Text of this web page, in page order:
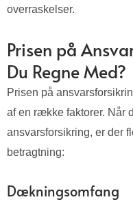
overraskelser.
Prisen på
Du Regne Med?
Prisen på
af en række faktorer. Når
ansvarsforsikring, er der
betragtning:
Dækningsomfang